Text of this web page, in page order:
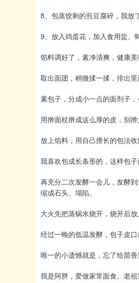
8、包蒸饺剩的煎豆腐碎，我放
9、放入鸡蛋花，加入食用盐、
馅料调好了，素净清爽，健康美
取出面团，稍微揉一揉，排出里
素包子，分成小一点的面剂子
用擀面杖擀成这么厚的皮，别
放上馅料，用自己擅长的包法收
我喜欢包成长条形的，这样包
再充分二次发酵一会儿，发酵
缩成石头、塌陷。
大火先把蒸锅水烧开，烧开后
经过一晚的低温发酵，包子皮
唯一的小遗憾就是，忘了给茴
我是阿胖，爱做家常面食。老